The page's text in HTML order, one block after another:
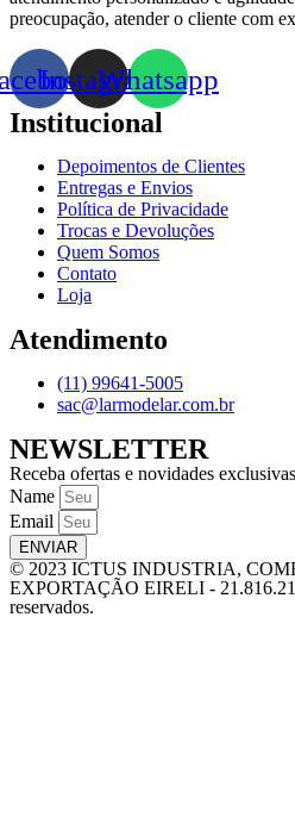
preocupação, atender o cliente com
InstagramWhatsapp
Institucional
Depoimentos de Clientes
Entregas e Envios
Política de Privacidade
Trocas e Devoluções
Quem Somos
Contato
Loja
Atendimento
(11) 99641-5005
sac@larmodelar.com.br
NEWSLETTER
Receba ofertas e novidades exclusivas
Name
Email
ENVIAR
© 2023 ICTUS INDUSTRIA,
EXPORTAÇÃO EIRELI -
reservados.